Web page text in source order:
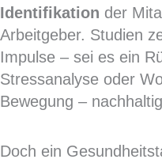
Identifikation der
Arbeitgeber. Studien
Impulse – sei es ein
Stressanalyse oder
Bewegung –
Doch ein